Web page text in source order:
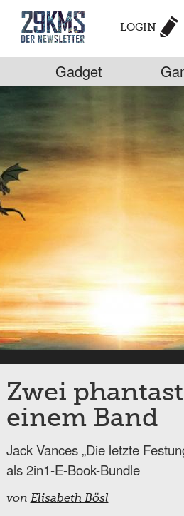
LOGIN
Gadget
Zwei
einem Band
Jack Vances „Die letzte
als 2in1-E-Book-Bundle
von Elisabeth Bösl